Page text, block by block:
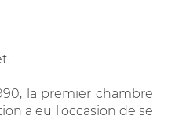
la premier chambre
a eu l'occasion de se